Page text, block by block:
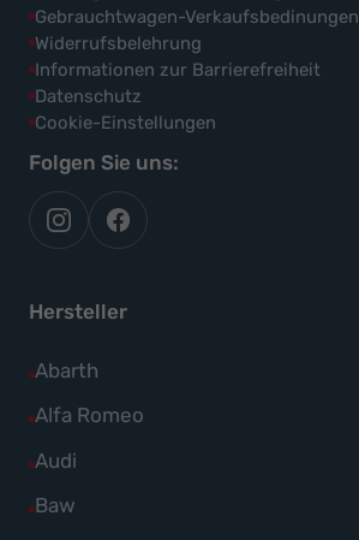
Gebrauchtwagen-Verkaufsbedinungen
Widerrufsbelehrung
Informationen zur Barrierefreiheit
Datenschutz
Cookie-Einstellungen
Folgen Sie uns:
autoflex
auf
autoflex24
auf
Hersteller
Abarth
Alle
Fahrzeuge
Abarth
anzeigen
Alfa Romeo
Alle
Fahrzeuge
Alfa
Audi
Alle
Fahrzeuge
Baw
Alle